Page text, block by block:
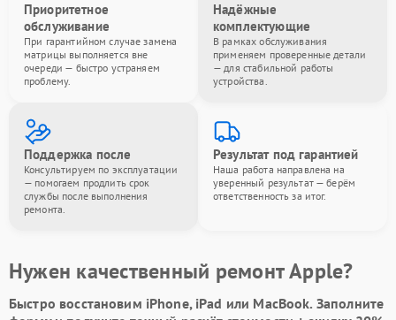
Приоритетное
обслуживание
При гарантийном случае замена
матрицы выполняется вне
очереди — быстро устраняем
проблему.
Надёжные
комплектующие
В рамках обслуживания
применяем проверенные детали
— для стабильной работы
устройства.
Поддержка после
Консультируем по эксплуатации
— помогаем продлить срок
службы после выполнения
ремонта.
Результат под гарантией
Наша работа направлена на
уверенный результат — берём
ответственность за итог.
Нужен качественный ремонт Apple?
Быстро восстановим iPhone, iPad или MacBook. Заполните